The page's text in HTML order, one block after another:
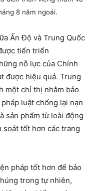
8 năm ngoái.
Ấn Độ và Trung Quốc
tiển triển
nỗ lực của Chính
được hiệu quả. Trung
một chỉ thị nhằm bảo
luật chống lại nạn
sản phẩm từ loài động
soát tốt hơn các trang
pháp tốt hơn để bảo
trong tự nhiên,